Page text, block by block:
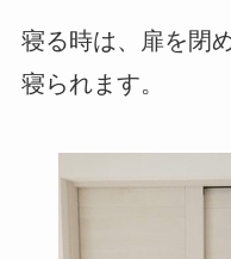
寝る時は、扉を閉
寝られます。